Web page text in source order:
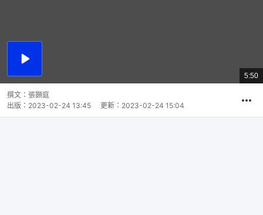
播
總
共
5:50
撰文： 張顥庭
出版： 2023-02-24 13:45 更新： 2023-02-24 15:04